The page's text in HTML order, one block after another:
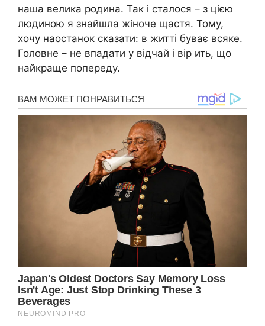
наша велика родина. Так і сталося – з цією
людиною я знайшла жіноче щастя. Тому,
хочу наостанок сказати: в житті буває всяке.
Головне – не впадати у відчай і вір ить, що
найкраще попереду.